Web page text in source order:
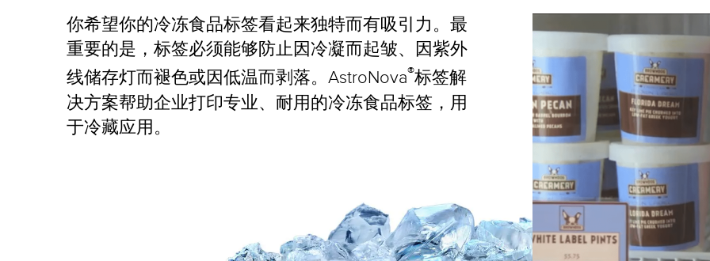
你希望你的冷冻食品标签看起来独特而有吸引力。最
重要的是，标签必须能够防止因冷凝而起皱、因紫外
线储存灯而褪色或因低温而剥落。AstroNova®标签解
决方案帮助企业打印专业、耐用的冷冻食品标签，用
于冷藏应用。